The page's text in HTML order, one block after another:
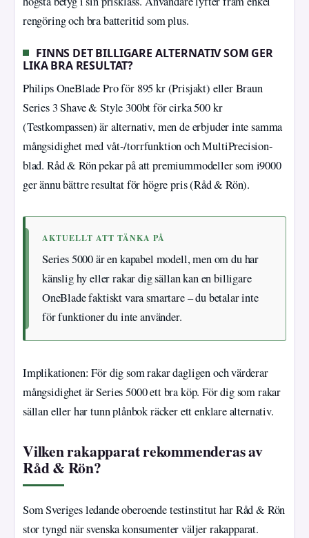
rengöring och bra batteritid som plus.
FINNS DET BILLIGARE ALTERNATIV SOM GER
LIKA BRA RESULTAT?
Philips OneBlade Pro för 895 kr (Prisjakt) eller Braun
Series 3 Shave & Style 300bt för cirka 500 kr
(Testkompassen) är alternativ, men de erbjuder inte samma
mångsidighet med våt-/torrfunktion och MultiPrecision-
blad. Råd & Rön pekar på att premiummodeller som i9000
ger ännu bättre resultat för högre pris (Råd & Rön).
AKTUELLT ATT TÄNKA PÅ
Series 5000 är en kapabel modell, men om du har
känslig hy eller rakar dig sällan kan en billigare
OneBlade faktiskt vara smartare – du betalar inte
för funktioner du inte använder.
Implikationen: För dig som rakar dagligen och värderar
mångsidighet är Series 5000 ett bra köp. För dig som rakar
sällan eller har tunn plånbok räcker ett enklare alternativ.
Vilken rakapparat rekommenderas av
Råd & Rön?
Som Sveriges ledande oberoende testinstitut har Råd & Rön
stor tyngd när svenska konsumenter väljer rakapparat.